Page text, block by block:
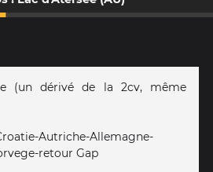
(un dérivé de la 2cv, même
Autriche-Allemagne-
retour Gap